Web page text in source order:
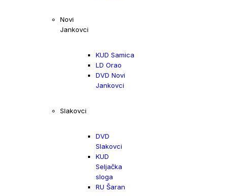
Novi
Jankovci
KUD Samica
LD Orao
DVD Novi
Jankovci
Slakovci
DVD
Slakovci
KUD
Seljačka
sloga
RU Šaran